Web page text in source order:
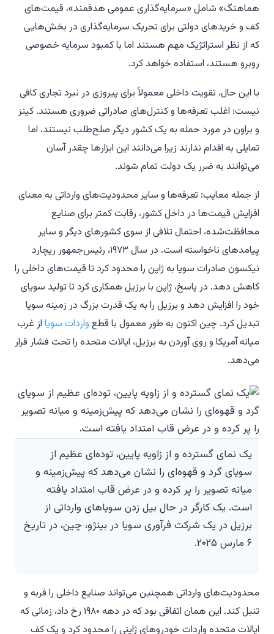
هماهنگ» شامل «سرمایه‌گذاری عمومی هدفمند»، قیمت‌های
کف و خریدهای دولتی برای تحریک سرمایه‌گذاری در بخش‌هایی
که از نظر استراتژیک مهم هستند اما با کمبود سرمایه خصوصی
روبرو هستند، استفاده خواهد کرد.
با این حال، تقویت داخلی معمولاً برای پیروزی در نبرد تجاری کافی
نیست؛ اغلب تعرفه‌ها و کنترل‌های صادراتی ضروری هستند. کینز
و براون در مورد حمله به یک کشور دیگر صلح‌طلب نیستند، اما
تمایلی به اقدام ندارند زیرا می‌دانند این ابزارها چقدر آسان
می‌توانند به ضرر یک دولت تمام شوند.
از جمله معایب: تعرفه‌ها و سایر محدودیت‌های وارداتی به معنای
افزایش قیمت‌ها در داخل کشور، رقابت کمتر برای صنایع
محافظت‌شده، احتمال تلافی از سوی کشورهای دیگر و سایر
پیامدهای ناخواسته است. در سال ۱۹۷۳، رئیس‌جمهور ریچارد
نیکسون صادرات سویا به ژاپن را محدود کرد تا قیمت‌های داخلی را
کاهش دهد. در پاسخ، ژاپن با برزیل همکاری کرد تا تولید سویای
خود را افزایش دهد و برزیل را به یک قدرت بزرگ در زمینه سویا
تبدیل کرد. چین اکنون به طور معمول با قطع واردات سویا از غرب
میانه آمریکا و روی آوردن به برزیل، ایالات متحده را تحت فشار قرار
می‌دهد.
یک نمای گسترده و از زاویه پایین، توده‌ای عظیم از
سویای گرد و قهوه‌ای را نشان می‌دهد که پیش‌زمینه و
میانه تصویر را پر کرده و در عرض قاب امتداد یافته
است. یک کارگر در حال بیل زدن سویاهای وارداتی از
برزیل در یک شرکت فرآوری سویا در بینژو، چین، در تاریخ
۶ مارس ۲۰۲۵.
محدودیت‌های وارداتی همچنین می‌تواند صنایع داخلی را فربه و
تنبل کند. این همان اتفاقی بود که در دهه ۱۹۸۰ رخ داد، زمانی که
ایالات متحده واردات خودروهای ژاپنی را محدود کرد و یک کف